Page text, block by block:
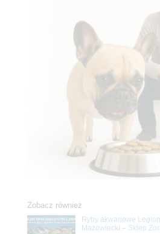
Zobacz również
Ryby akwariowe
Mazowiecki – Sklep